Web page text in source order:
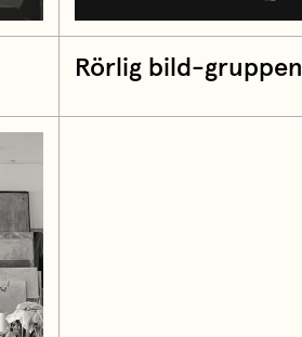
Rörlig bild-gruppen